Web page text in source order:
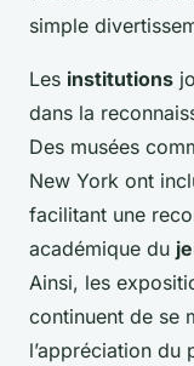
simple
Les institutions
dans la
Des musées
New York ont
facilitant une
académique du
Ainsi, les
continuent de se
l’appréciation du